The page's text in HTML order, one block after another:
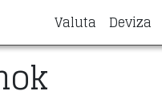
Valuta Deviza